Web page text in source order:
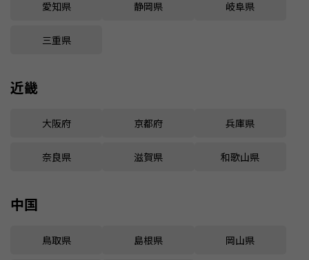
愛知県 静岡県 岐阜県
三重県
近畿
大阪府 京都府 兵庫県
奈良県 滋賀県 和歌山県
中国
鳥取県 島根県 岡山県